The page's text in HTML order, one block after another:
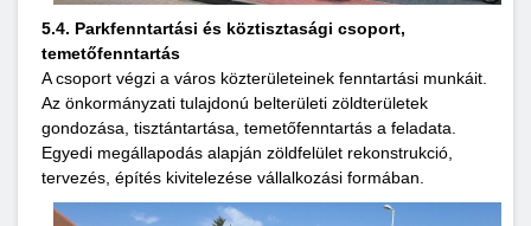
5.4. Parkfenntartási és köztisztasági csoport,
temetőfenntartás
A csoport végzi a város közterületeinek fenntartási munkáit.
Az önkormányzati tulajdonú belterületi zöldterületek
gondozása, tisztántartása, temetőfenntartás a feladata.
Egyedi megállapodás alapján zöldfelület rekonstrukció,
tervezés, építés kivitelezése vállalkozási formában.